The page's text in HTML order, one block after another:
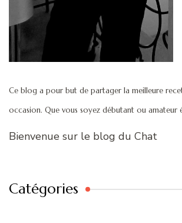
Ce blog a pour but de partager la meilleure
occasion. Que vous soyez débutant ou amateur
Bienvenue sur le blog du Chat
Catégories